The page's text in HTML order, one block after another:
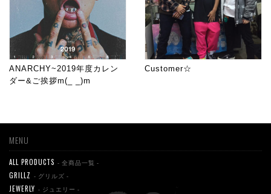
ANARCHY~2019年度カレン
ダー&ご挨拶m(_ _)m
Customer☆
MENU
ALL PRODUCTS - 全商品一覧 -
GRILLZ - グリルズ -
JEWERLY - ジュエリー -